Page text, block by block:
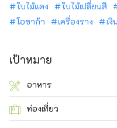
ใบไม้แดง
ใบไม้เปลี่ยนสี
โอซาก้า
เครื่องราง เงิ
เป้าหมาย
อาหาร
ท่องเที่ยว